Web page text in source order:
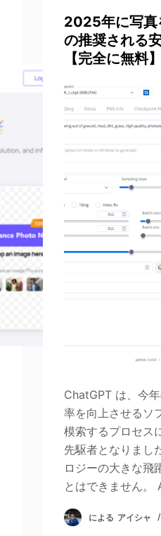
2025年に写真
の推奨される
【完全に無料】
ChatGPT は、今
率を向上させるソ
模索するプロセス
先駆者となりまし
ロジーの大きな飛
とはできません。
による アイシャ